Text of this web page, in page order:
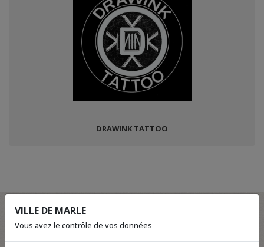
VILLE DE MARLE
Vous avez le contrôle de vos données
DRAWINK TATTOO